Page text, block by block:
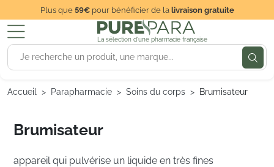
Plus que59€pour bénéficier de lalivraison gratuite
La sélection d'une pharmacie française
Accueil Parapharmacie Soins du corps Brumisateur
Brumisateur
appareil qui pulvérise un liquide en très fines